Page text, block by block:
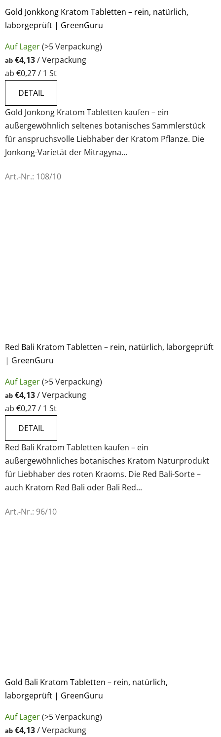
Gold Jonkkong Kratom Tabletten – rein, natürlich,
laborgeprüft | GreenGuru
durchschnittliche
Produktbewertung
ist
von
5
Sternen.
Auf Lager(>5 Verpackung)
ab €4,13/ Verpackung
Verkaufspreis:
ab €0,27 / 1 St
DETAIL
Gold Jonkong Kratom Tabletten kaufen – ein
außergewöhnlich seltenes botanisches Sammlerstück
für anspruchsvolle Liebhaber der Kratom Pflanze. Die
Jonkong-Varietät der Mitragyna...
Art.-Nr.: 108/10
Red Bali Kratom Tabletten – rein, natürlich, laborgeprüft
| GreenGuru
Auf Lager(>5 Verpackung)
ab €4,13/ Verpackung
Verkaufspreis:
ab €0,27 / 1 St
DETAIL
Red Bali Kratom Tabletten kaufen – ein
außergewöhnliches botanisches Kratom Naturprodukt
für Liebhaber des roten Kraoms. Die Red Bali-Sorte –
auch Kratom Red Bali oder Bali Red...
Art.-Nr.: 96/10
Gold Bali Kratom Tabletten – rein, natürlich,
laborgeprüft | GreenGuru
Auf Lager(>5 Verpackung)
ab €4,13/ Verpackung